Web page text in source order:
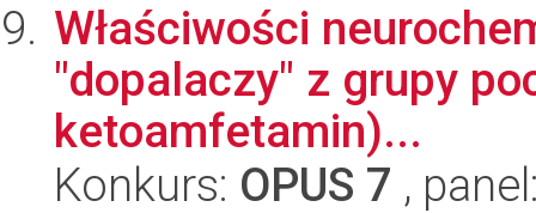
Właściwości
"dopalaczy" z grupy
ketoamfetamin)...
Konkurs: OPUS 7 ,